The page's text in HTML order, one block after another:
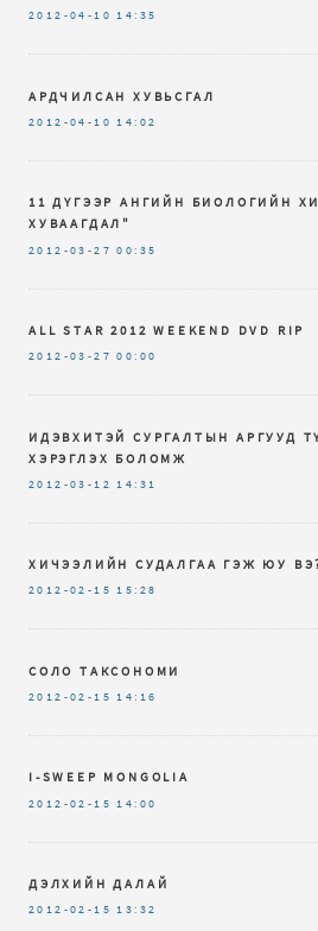
2012-04-10 14:35
АРДЧИЛСАН ХУВЬСГАЛ
2012-04-10 14:02
11 ДҮГЭЭР АНГИЙН БИОЛОГИЙН
ХУВААГДАЛ"
2012-03-27 00:35
ALL STAR 2012 WEEKEND DVD RIP
2012-03-27 00:00
ИДЭВХИТЭЙ СУРГАЛТЫН АРГУУД
ХЭРЭГЛЭХ БОЛОМЖ
2012-03-12 14:31
ХИЧЭЭЛИЙН СУДАЛГАА ГЭЖ ЮУ
2012-02-15 15:28
СОЛО ТАКСОНОМИ
2012-02-15 14:16
I-SWEEP MONGOLIA
2012-02-15 14:00
ДЭЛХИЙН ДАЛАЙ
2012-02-15 13:32